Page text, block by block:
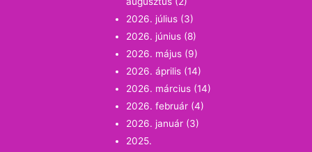
2026. július (3)
2026. június (8)
2026. május (9)
2026. április (14)
2026. március (14)
2026. február (4)
2026. január (3)
2025.